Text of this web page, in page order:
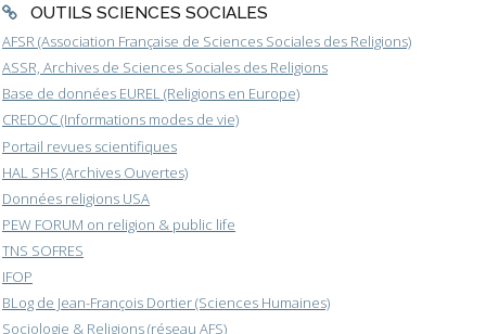
OUTILS SCIENCES SOCIALES
AFSR (Association Française de Sciences Sociales des Religions)
ASSR, Archives de Sciences Sociales des Religions
Base de données EUREL (Religions en Europe)
CREDOC (Informations modes de vie)
Portail revues scientifiques
HAL SHS (Archives Ouvertes)
Données religions USA
PEW FORUM on religion & public life
TNS SOFRES
IFOP
BLog de Jean-François Dortier (Sciences Humaines)
Sociologie & Religions (réseau AFS)